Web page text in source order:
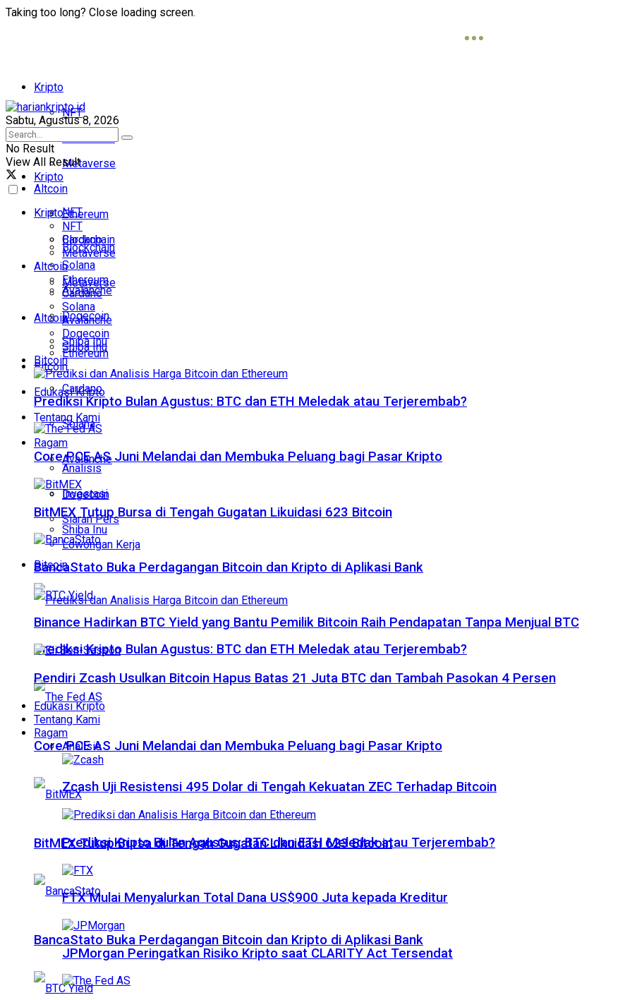
Taking too long? Close loading screen.
Kripto
NFT
Blockchain
Metaverse
Altcoin
Ethereum
Cardano
Solana
Avalanche
Dogecoin
Shiba Inu
Bitcoin
Edukasi Kripto
Tentang Kami
Ragam
Analisis
Investasi
Siaran Pers
Lowongan Kerja
Sabtu, Agustus 8, 2026
No Result
View All Result
Kripto
NFT
Blockchain
Metaverse
Altcoin
Ethereum
Cardano
Solana
Avalanche
Dogecoin
Shiba Inu
Bitcoin
Prediksi Kripto Bulan Agustus: BTC dan ETH Meledak atau Terjerembab?
Core PCE AS Juni Melandai dan Membuka Peluang bagi Pasar Kripto
BitMEX Tutup Bursa di Tengah Gugatan Likuidasi 623 Bitcoin
BancaStato Buka Perdagangan Bitcoin dan Kripto di Aplikasi Bank
Kripto
NFT
Blockchain
Metaverse
Altcoin
Ethereum
Cardano
Solana
Avalanche
Dogecoin
Shiba Inu
Bitcoin
Prediksi Kripto Bulan Agustus: BTC dan ETH Meledak atau Terjerembab?
Core PCE AS Juni Melandai dan Membuka Peluang bagi Pasar Kripto
BitMEX Tutup Bursa di Tengah Gugatan Likuidasi 623 Bitcoin
BancaStato Buka Perdagangan Bitcoin dan Kripto di Aplikasi Bank
Binance Hadirkan BTC Yield yang Bantu Pemilik Bitcoin Raih Pendapatan Tanpa Menjual BTC
Pendiri Zcash Usulkan Bitcoin Hapus Batas 21 Juta BTC dan Tambah Pasokan 4 Persen
Edukasi Kripto
Tentang Kami
Ragam
Analisis
Zcash Uji Resistensi 495 Dolar di Tengah Kekuatan ZEC Terhadap Bitcoin
Prediksi Kripto Bulan Agustus: BTC dan ETH Meledak atau Terjerembab?
FTX Mulai Menyalurkan Total Dana US$900 Juta kepada Kreditur
JPMorgan Peringatkan Risiko Kripto saat CLARITY Act Tersendat